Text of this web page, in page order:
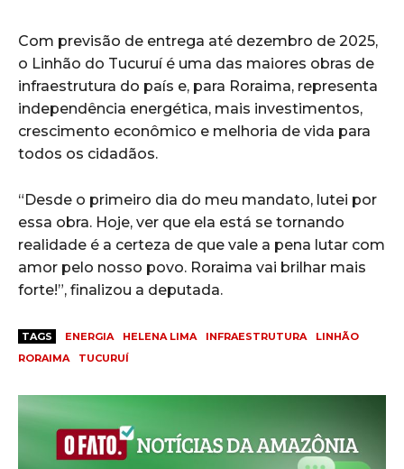
Com previsão de entrega até dezembro de 2025,
o Linhão do Tucuruí é uma das maiores obras de
infraestrutura do país e, para Roraima, representa
independência energética, mais investimentos,
crescimento econômico e melhoria de vida para
todos os cidadãos.
“Desde o primeiro dia do meu mandato, lutei por
essa obra. Hoje, ver que ela está se tornando
realidade é a certeza de que vale a pena lutar com
amor pelo nosso povo. Roraima vai brilhar mais
forte!”, finalizou a deputada.
TAGS ENERGIA HELENA LIMA INFRAESTRUTURA
LINHÃO
RORAIMA
TUCURUÍ